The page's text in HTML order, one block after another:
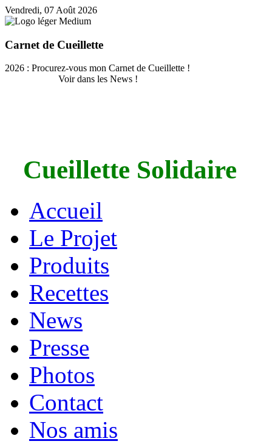
Vendredi, 07 Août 2026
Carnet de Cueillette
2026 : Procurez-vous mon Carnet de Cueillette !
Voir dans les News !
Cueillette Solidaire
Accueil
Le Projet
Produits
Recettes
News
Presse
Photos
Contact
Nos amis